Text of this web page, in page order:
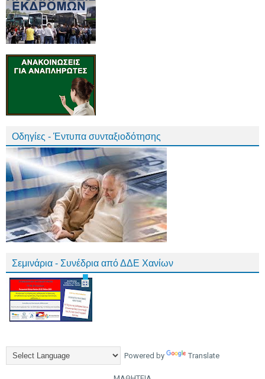
Οδηγίες - Έντυπα συνταξιοδότησης
Σεμινάρια - Συνέδρια από ΔΔΕ Χανίων
Powered by Translate